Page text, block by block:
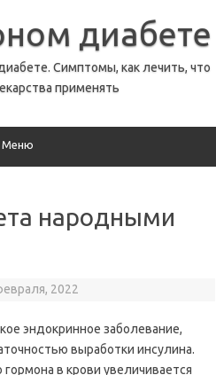
диабете
Симптомы, как лечить, что
применять
Меню
народными
2022
эндокринное заболевание,
выработки инсулина.
в крови увеличивается